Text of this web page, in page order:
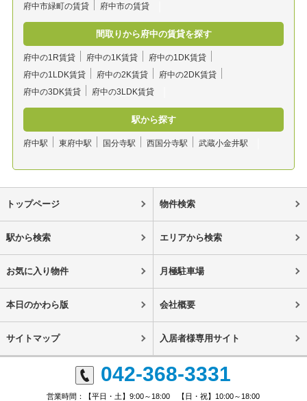
府中市緑町の賃貸
府中市の賃貸
間取りから府中の賃貸を探す
府中の1R賃貸 府中の1K賃貸
府中の1DK賃貸
府中の1LDK賃貸
府中の2K賃貸
府中の2DK賃貸
府中の3DK賃貸
府中の3LDK賃貸
駅から探す
府中駅 東府中駅 国分寺駅 西国分寺駅 武蔵小金井駅
トップページ 物件検索
駅から検索 エリアから検索
お気に入り物件 月極駐車場
本日のかわら版 会社概要
サイトマップ 入居者様専用サイト
042-368-3331
営業時間：【平日・土】9:00～18:00 【日・祝】10:00～18:00